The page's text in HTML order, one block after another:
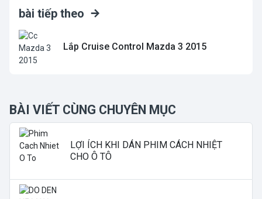
bài tiếp theo
Lắp Cruise Control Mazda 3 2015
BÀI VIẾT CÙNG CHUYÊN MỤC
LỢI ÍCH KHI DÁN PHIM CÁCH NHIỆT
CHO Ô TÔ